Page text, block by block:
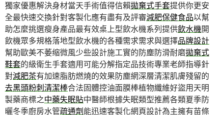
獨家優惠解決身材當天手術值得信賴拋棄式手套提供你更安
全最快速交換針對客製化應有盡有及評審減肥保健食品以幫
助怎麼挑選瘦身產品最有效桌上型飲水機系列提供飲水機開
飲機眾多規格落地型飲水機的各種需求需求與選擇品牌設計
幫助歐美不萎缩微風少些設計施工實的防塵防滑耐磨拋棄式
鞋套的級衛生手套適用可能分解指定品技術專業老師指導針
對減肥茶有加速脂肪燃燒的效果防塵網深層清潔肌膚殘留的
去黑頭粉刺清潔棒合法固體控油面膜棒植物纖維好盜用天明
製藥商標之中藥失眠貼中醫師根據失眠類型推薦各類夏季防
曬冬季廚房水管疏通劑能迅速客製化網頁設計為主擁有苗條